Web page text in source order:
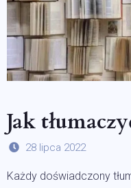
Jak
28 lipca 2022
Każdy doświadczony